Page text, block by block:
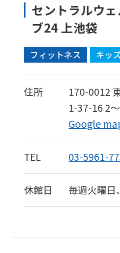
セントラルウ
ブ24 上池袋
フィットネス キッ
住所 170-0012
1-37-16 2
Google
TEL 03-5961-
休館日 毎週火曜日